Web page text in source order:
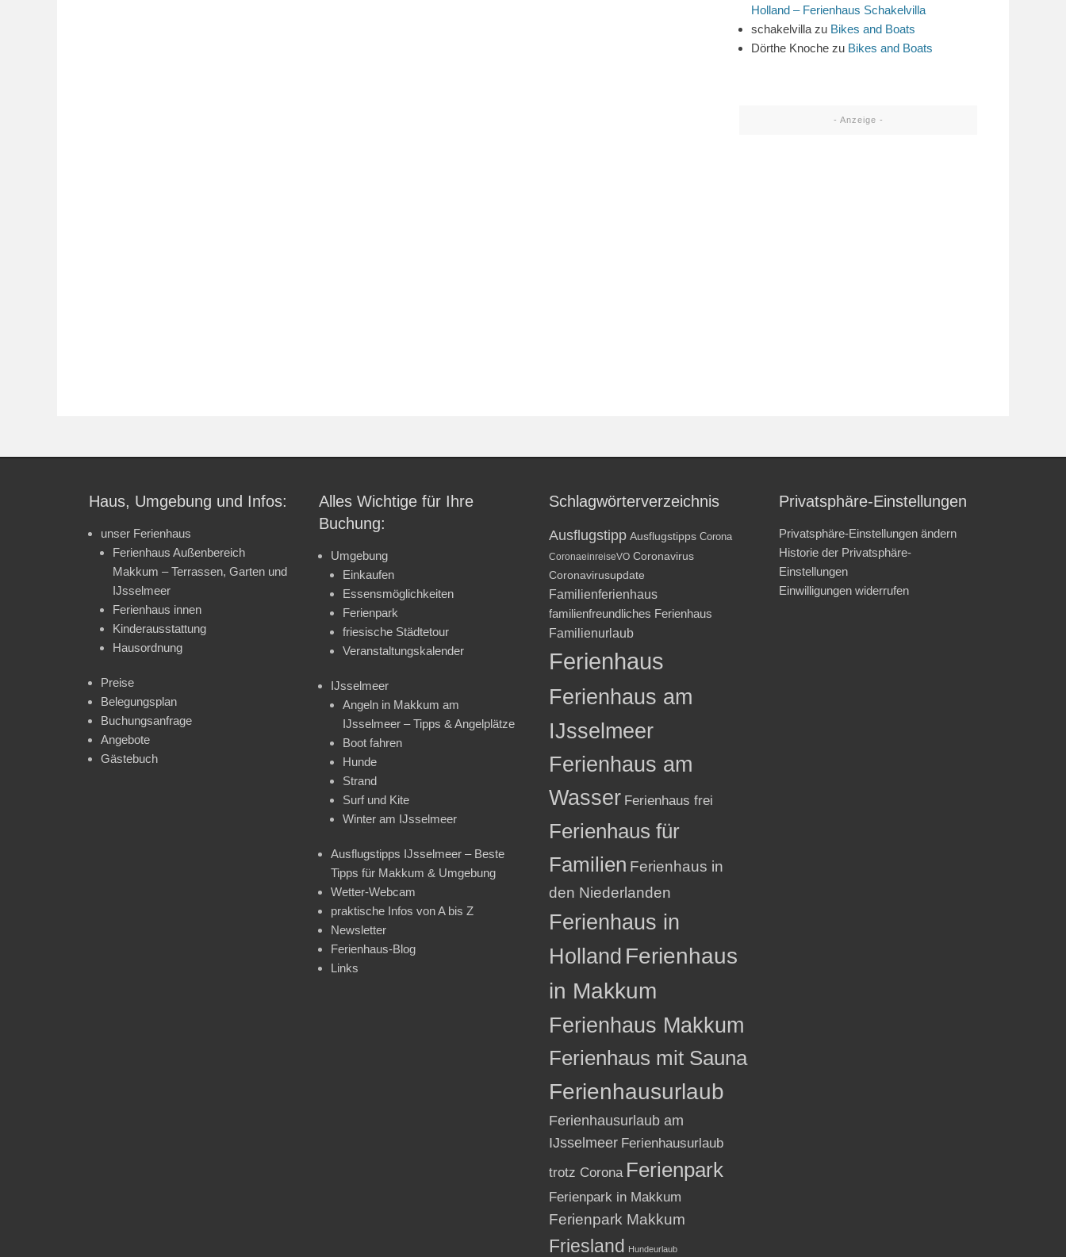
Holland – Ferienhaus Schakelvilla
schakelvilla zu Bikes and Boats
Dörthe Knoche zu Bikes and Boats
- Anzeige -
Haus, Umgebung und Infos:
unser Ferienhaus
Ferienhaus Außenbereich
Makkum – Terrassen, Garten und
IJsselmeer
Ferienhaus innen
Kinderausstattung
Hausordnung
Preise
Belegungsplan
Buchungsanfrage
Angebote
Gästebuch
Alles Wichtige für Ihre
Buchung:
Umgebung
Einkaufen
Essensmöglichkeiten
Ferienpark
friesische Städtetour
Veranstaltungskalender
IJsselmeer
Angeln in Makkum am
IJsselmeer – Tipps & Angelplätze
Boot fahren
Hunde
Strand
Surf und Kite
Winter am IJsselmeer
Ausflugstipps IJsselmeer – Beste
Tipps für Makkum & Umgebung
Wetter-Webcam
praktische Infos von A bis Z
Newsletter
Ferienhaus-Blog
Links
Schlagwörterverzeichnis
Ausflugstipp Ausflugstipps Corona
CoronaeinreiseVO Coronavirus
Coronavirusupdate
Familienferienhaus
familienfreundliches Ferienhaus
Familienurlaub
Ferienhaus
Ferienhaus am
IJsselmeer
Ferienhaus am
Wasser Ferienhaus frei
Ferienhaus für
Familien Ferienhaus in
den Niederlanden
Ferienhaus in
Holland Ferienhaus
in Makkum
Ferienhaus Makkum
Ferienhaus mit Sauna
Ferienhausurlaub
Ferienhausurlaub am
IJsselmeer Ferienhausurlaub
trotz Corona Ferienpark
Ferienpark in Makkum
Ferienpark Makkum
Friesland Hundeurlaub
Privatsphäre-Einstellungen
Privatsphäre-Einstellungen ändern
Historie der Privatsphäre-
Einstellungen
Einwilligungen widerrufen